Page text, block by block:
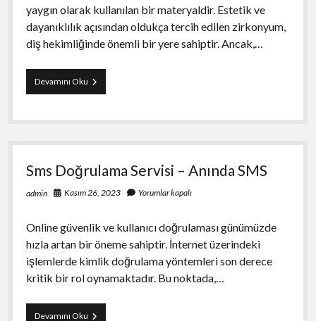
yaygın olarak kullanılan bir materyaldir. Estetik ve
dayanıklılık açısından oldukça tercih edilen zirkonyum,
diş hekimliğinde önemli bir yere sahiptir. Ancak,…
Devamını OkuEn
Ucuz
–
DENT
Sms Doğrulama Servisi – Anında SMS
admin Kasım 26, 2023 Yorumlar kapalı
Online güvenlik ve kullanıcı doğrulaması günümüzde
hızla artan bir öneme sahiptir. İnternet üzerindeki
işlemlerde kimlik doğrulama yöntemleri son derece
kritik bir rol oynamaktadır. Bu noktada,…
Devamını OkuSms